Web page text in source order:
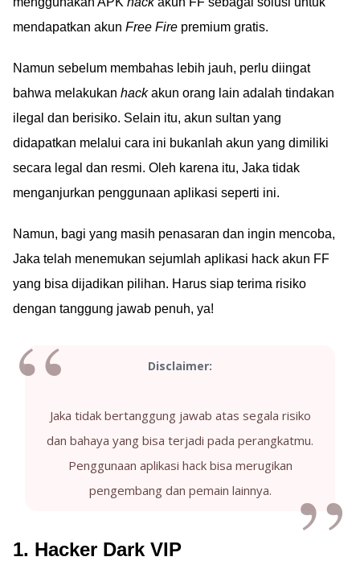
mendapatkan akun Free Fire premium gratis.
Namun sebelum membahas lebih jauh, perlu diingat
bahwa melakukan hackakun orang lain adalah tindakan
ilegal dan berisiko. Selain itu, akun sultan yang
didapatkan melalui cara ini bukanlah akun yang dimiliki
secara legal dan resmi. Oleh karena itu, Jaka tidak
menganjurkan penggunaan aplikasi seperti ini.
Namun, bagi yang masih penasaran dan ingin mencoba,
Jaka telah menemukan sejumlah aplikasi hack akun FF
yang bisa dijadikan pilihan. Harus siap terima risiko
dengan tanggung jawab penuh, ya!
Disclaimer:
Jaka tidak bertanggung jawab atas segala risiko
dan bahaya yang bisa terjadi pada perangkatmu.
Penggunaan aplikasi hack bisa merugikan
pengembang dan pemain lainnya.
1. Hacker Dark VIP